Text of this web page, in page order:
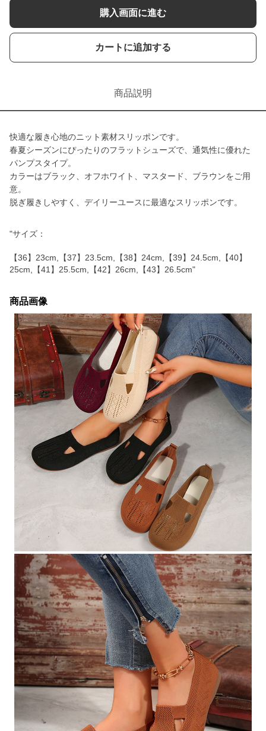
購入画面に進む
カートに追加する
商品説明
快適な履き心地のニット素材スリッポンです。
春夏シーズンにぴったりのフラットシューズで、通気性に優れた
パンプスタイプ。
カラーはブラック、オフホワイト、マスタード、ブラウンをご用
意。
脱ぎ履きしやすく、デイリーユースに最適なスリッポンです。
"サイズ：
【36】23cm,【37】23.5cm,【38】24cm,【39】24.5cm,【40】
25cm,【41】25.5cm,【42】26cm,【43】26.5cm"
商品画像